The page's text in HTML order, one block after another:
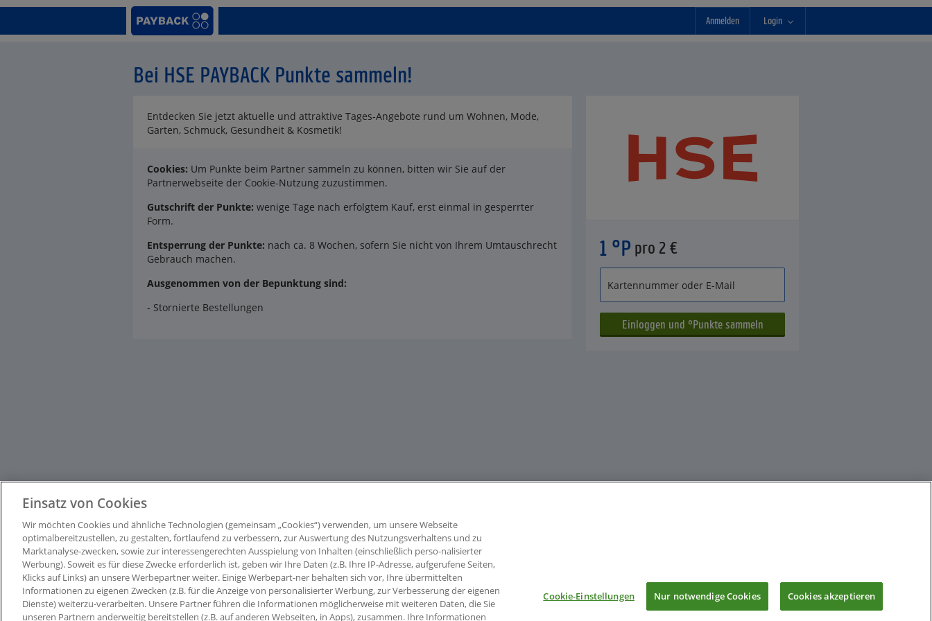
Anmelden Login
Bei HSE PAYBACK Punkte sammeln!
Entdecken Sie jetzt aktuelle und attraktive Tages-Angebote rund um Wohnen, Mode,
Garten, Schmuck, Gesundheit & Kosmetik!
Cookies: Um Punkte beim Partner sammeln zu können, bitten wir Sie auf der
Partnerwebseite der Cookie-Nutzung zuzustimmen.
Gutschrift der Punkte: wenige Tage nach erfolgtem Kauf, erst einmal in gesperrter
Form.
Entsperrung der Punkte: nach ca. 8 Wochen, sofern Sie nicht von Ihrem Umtauschrecht
Gebrauch machen.
Ausgenommen von der Bepunktung sind:
- Stornierte Bestellungen
1 °P pro 2 €
Einsatz von Cookies
Wir möchten Cookies und ähnliche Technologien (gemeinsam „Cookies“) verwenden, um unsere Webseite
optimalbereitzustellen, zu gestalten, fortlaufend zu verbessern, zur Auswertung des Nutzungsverhaltens und zu
Marktanalyse-zwecken, sowie zur interessengerechten Ausspielung von Inhalten (einschließlich perso-nalisierter
Werbung). Soweit es für diese Zwecke erforderlich ist, geben wir Ihre Daten (z.B. Ihre IP-Adresse, aufgerufene Seiten,
Klicks auf Links) an unsere Werbepartner weiter. Einige Werbepart-ner behalten sich vor, Ihre übermittelten
Informationen zu eigenen Zwecken (z.B. für die Anzeige von personalisierter Werbung, zur Verbesserung der eigenen
Dienste) weiterzu-verarbeiten. Unsere Partner führen die Informationen möglicherweise mit weiteren Daten, die Sie
unseren Partnern anderweitig bereitstellen (z.B. auf anderen Webseiten, in Apps), zusammen. Ihre Informationen
Cookie-Einstellungen Nur notwendige Cookies Cookies akzeptieren